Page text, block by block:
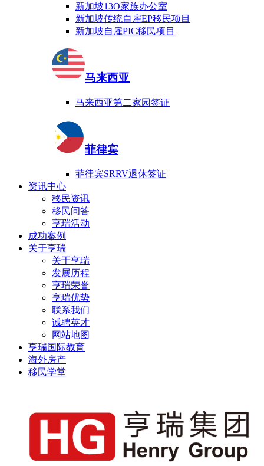
新加坡13O家族办公室
新加坡传统自雇EP移民项目
新加坡自雇PIC移民项目
马来西亚
马来西亚第二家园签证
菲律宾
菲律宾SRRV退休签证
资讯中心
移民资讯
移民问答
亨瑞活动
成功案例
关于亨瑞
关于亨瑞
发展历程
亨瑞荣誉
亨瑞优势
联系我们
诚聘英才
网站地图
亨瑞国际教育
海外房产
移民学堂